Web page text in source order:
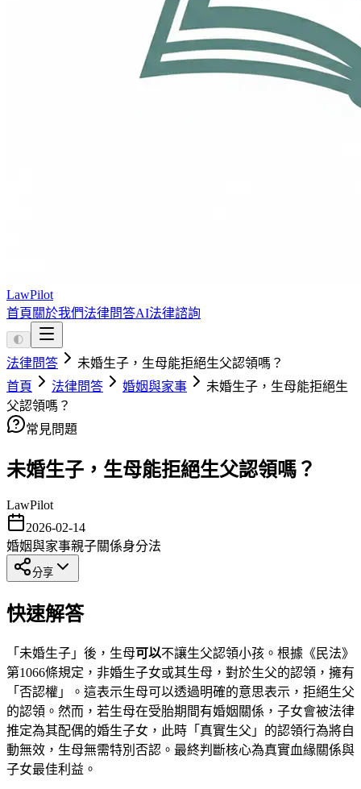
LawPilot
首頁 關於我們法律問答AI法律諮詢
🌓
法律問答
未婚生子，生母能拒絕生父認領嗎？
首頁
法律問答 婚姻與家事
未婚生子，生母能拒絕生
父認領嗎？
常見問題
未婚生子，生母能拒絕生父認領嗎？
LawPilot
2026-02-14
婚姻與家事親子關係身分法
分享
快速解答
「未婚生子」後，生母可以不讓生父認領小孩。根據《民法》
第1066條規定，非婚生子女或其生母，對於生父的認領，擁有
「否認權」。這表示生母可以透過明確的意思表示，拒絕生父
的認領。然而，若生母在受胎期間有婚姻關係，子女會被法律
推定為其配偶的婚生子女，此時「真實生父」的認領行為將自
動無效，生母無需特別否認。最終判斷核心為真實血緣關係與
子女最佳利益。